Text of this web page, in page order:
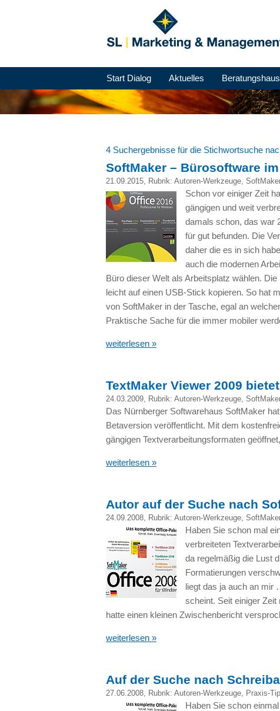
Start Dialog Aktuelles Beratungshaus
4 Suchergebnisse für die Stichwortsuche
SoftMaker – Bürosoftware
21.09.2015, Rubrik: Autoren-Werkzeuge,
Schon vor einiger Zeit
gängigen und weit
damals schon, das war
für gut befunden. Die
daher die es in sich
auch die modernen
Büro dieser Welt als Arbeitsplatz wählen.
leicht auf einen USB-Stick kopieren. So hat
von SoftMaker in der Tasche, egal an
Praktische Sache für die immer mobiler
weiterlesen »
TextMaker Viewer 2009
24.03.2009, Rubrik: Autoren-Werkzeuge,
Das Nürnberger Softwarehaus SoftMaker
Betaversion veröffentlicht. Mit dem
gängigen Textverarbeitungsformaten
weiterlesen »
Autor auf der Suche nach
24.09.2008 , Rubrik: Autoren-Werkzeuge
Haben Sie schon mal
verbreiteten
da regelmäßig die Lust
Formatierungen
liegt das ja auch an mir
scheint. Seit einiger
hatte einen kleinen Zwischenbericht
weiterlesen »
Auf der Suche nach
27.06.2008 , Rubrik: Autoren-Werkzeuge Praxis-
Haben Sie schon